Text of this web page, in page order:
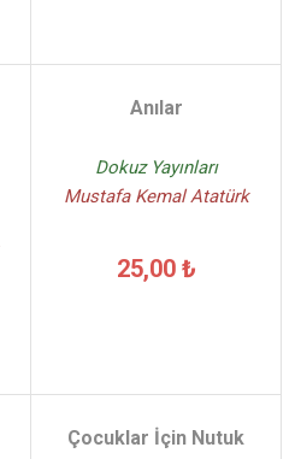
Anılar
Dokuz Yayınları
Mustafa Kemal Atatürk
25,00 ₺
Çocuklar İçin Nutuk